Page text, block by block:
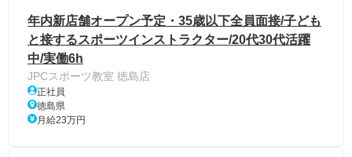
年内新店舗オープン予定・35歳以下全員面接/子ども
と接するスポーツインストラクター/20代30代活躍
中/実働6h
JPCスポーツ教室 徳島店
正社員
徳島県
月給23万円